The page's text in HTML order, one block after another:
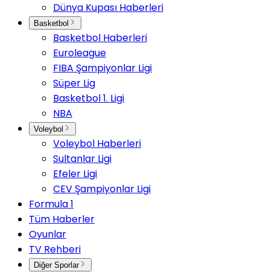
Dünya Kupası Haberleri
Basketbol
Basketbol Haberleri
Euroleague
FIBA Şampiyonlar Ligi
Süper Lig
Basketbol 1. Ligi
NBA
Voleybol
Voleybol Haberleri
Sultanlar Ligi
Efeler Ligi
CEV Şampiyonlar Ligi
Formula 1
Tüm Haberler
Oyunlar
TV Rehberi
Diğer Sporlar